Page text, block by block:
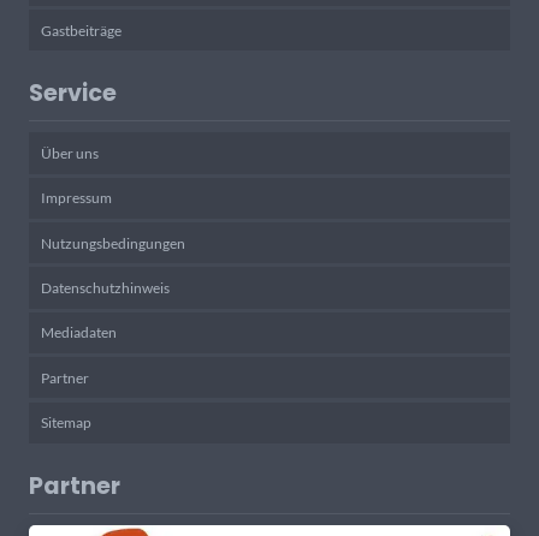
Gastbeiträge
Service
Über uns
Impressum
Nutzungsbedingungen
Datenschutzhinweis
Mediadaten
Partner
Sitemap
Partner